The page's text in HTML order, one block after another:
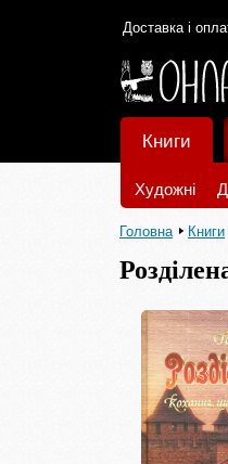
Доставка і
Книги
Художні
Головна Книги